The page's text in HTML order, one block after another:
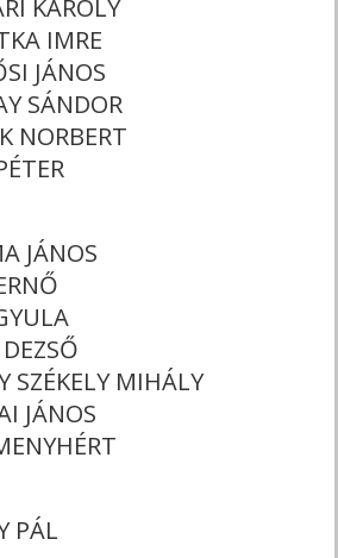
KÁROLY
IMRE
JÁNOS
SÁNDOR
NORBERT
JÁNOS
SZÉKELY MIHÁLY
JÁNOS
PÁL